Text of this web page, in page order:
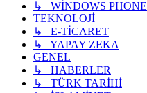
↳ WİNDOWS PHONE
TEKNOLOJİ
↳ E-TİCARET
↳ YAPAY ZEKA
GENEL
↳ HABERLER
↳ TÜRK TARİHİ